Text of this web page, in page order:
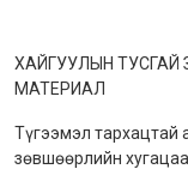
ХАЙГУУЛЫН ТУСГАЙ
МАТЕРИАЛ
Түгээмэл тархацтай
зөвшөөрлийн